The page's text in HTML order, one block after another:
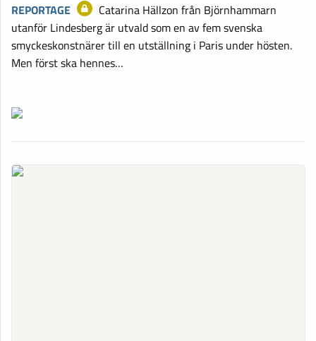
REPORTAGE
Catarina Hällzon från Björnhammarn
utanför Lindesberg är utvald som en av fem svenska
smyckeskonstnärer till en utställning i Paris under hösten.
Men först ska hennes…